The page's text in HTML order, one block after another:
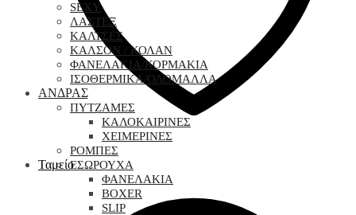
Ταμείο
SEXY
ΛΑΣΤΕΞ
ΚΑΛΤΣΕΣ
ΚΑΛΣΟΝ / ΚΟΛΑΝ
ΦΑΝΕΛΑΚΙΑ/ΚΟΡΜΑΚΙΑ
ΙΣΟΘΕΡΜΙΚΑ/ΟΛΟΜΑΛΛΑ
ΑΝΔΡΑΣ
ΠΥΤΖΑΜΕΣ
ΚΑΛΟΚΑΙΡΙΝΕΣ
ΧΕΙΜΕΡΙΝΕΣ
ΡΟΜΠΕΣ
ΕΣΩΡΟΥΧΑ
ΦΑΝΕΛΑΚΙΑ
BOXER
SLIP